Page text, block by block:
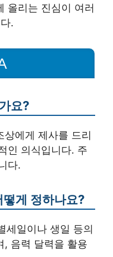
올리는 진심이 여러
.
요?
상에게 제사를 드리
인 의식입니다. 주
다.
게 정하나요?
세일이나 생일 등의
, 음력 달력을 활용